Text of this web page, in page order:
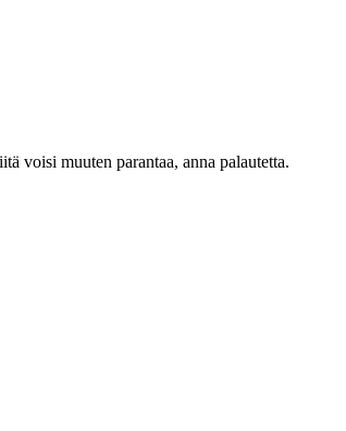
voisi muuten parantaa, anna palautetta.